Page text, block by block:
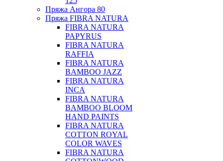
Пряжа Ангора 80
Пряжа FIBRA NATURA
FIBRA NATURA
PAPYRUS
FIBRA NATURA
RAFFIA
FIBRA NATURA
BAMBOO JAZZ
FIBRA NATURA
INCA
FIBRA NATURA
BAMBOO BLOOM
HAND PAINTS
FIBRA NATURA
COTTON ROYAL
COLOR WAVES
FIBRA NATURA